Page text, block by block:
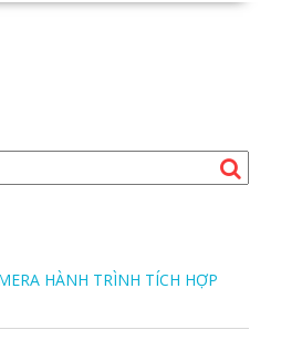
HÀNH TRÌNH TÍCH HỢP